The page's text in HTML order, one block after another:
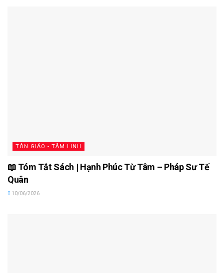
TÔN GIÁO - TÂM LINH
📖 Tóm Tắt Sách | Hạnh Phúc Từ Tâm – Pháp Sư Tế
Quân
10/06/2026